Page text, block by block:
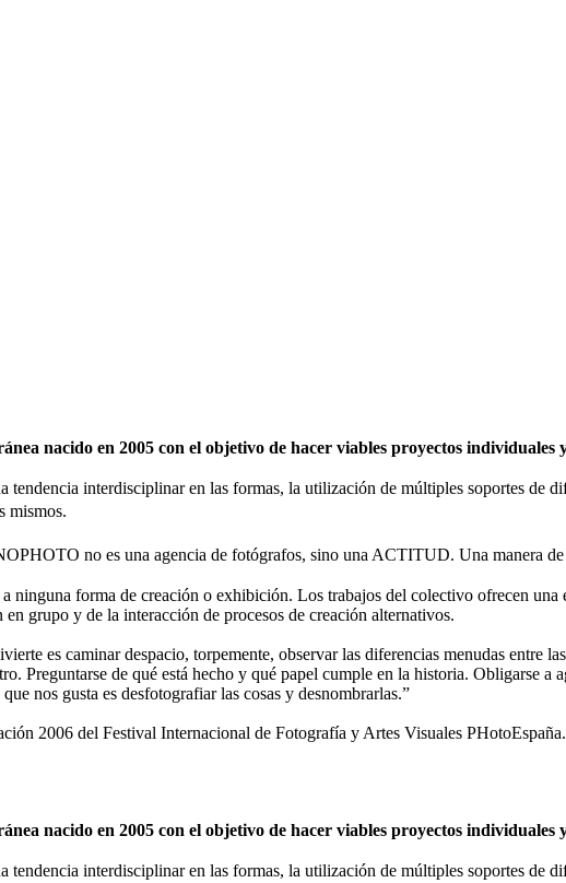
nacido en 2005 con el objetivo de hacer viables proyectos individuales
tendencia interdisciplinar en las formas, la utilización de múltiples soportes
mismos.
no es una agencia de fotógrafos, sino una ACTITUD. Una manera
ninguna forma de creación o exhibición. Los trabajos del colectivo ofrecen
grupo y de la interacción de procesos de creación alternativos.
es caminar despacio, torpemente, observar las diferencias menudas entre
Preguntarse de qué está hecho y qué papel cumple en la historia. Obligarse
nos gusta es desfotografiar las cosas y desnombrarlas.”
2006 del Festival Internacional de Fotografía y Artes Visuales PHotoEspaña.
nacido en 2005 con el objetivo de hacer viables proyectos individuales
tendencia interdisciplinar en las formas, la utilización de múltiples soportes